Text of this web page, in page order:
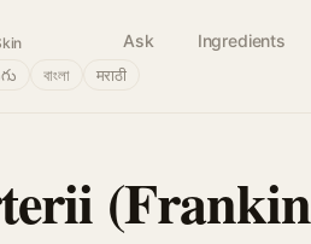
Ask Ingredients
বাংলা मराठी